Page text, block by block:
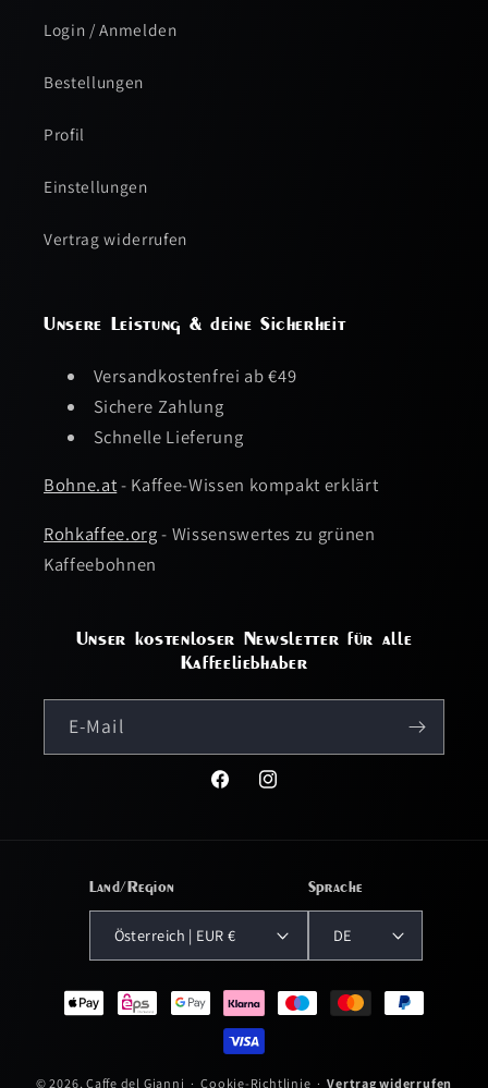
Login / Anmelden
Bestellungen
Profil
Einstellungen
Vertrag widerrufen
Unsere Leistung & deine Sicherheit
Versandkostenfrei ab €49
Sichere Zahlung
Schnelle Lieferung
Bohne.at- Kaffee-Wissen kompakt erklärt
Rohkaffee.org- Wissenswertes zu grünen
Kaffeebohnen
Unser kostenloser Newsletter für alle
Kaffeeliebhaber
E-Mail
FacebookInstagram
Land/Region
Österreich | EUR €
Sprache
DE
Zahlungsmethoden
© 2026,Caffe del Gianni ·Cookie-Richtlinie ·Vertrag widerrufen